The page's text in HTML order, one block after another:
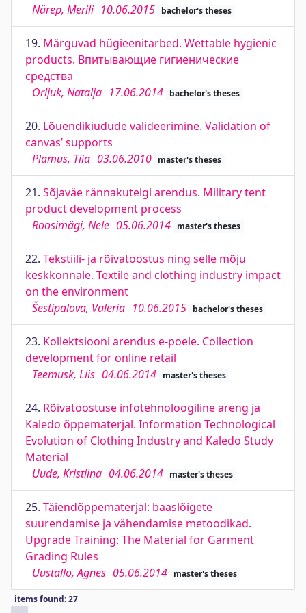
Närep, Merili 10.06.2015 bachelor's theses
19. Märguvad hügieenitarbed. Wettable hygienic
products. Впитывающие гигиенические
средства
Orljuk, Natalja 17.06.2014 bachelor's theses
20. Lõuendikiudude valideerimine. Validation of
canvas’ supports
Plamus, Tiia 03.06.2010 master's theses
21. Sõjaväe rännakutelgi arendus. Military tent
product development process
Roosimägi, Nele 05.06.2014 master's theses
22. Tekstiili- ja rõivatööstus ning selle mõju
keskkonnale. Textile and clothing industry impact
on the environment
Šestipalova, Valeria 10.06.2015 bachelor's theses
23. Kollektsiooni arendus e-poele. Collection
development for online retail
Teemusk, Liis 04.06.2014 master's theses
24. Rõivatööstuse infotehnoloogiline areng ja
Kaledo õppematerjal. Information Technological
Evolution of Clothing Industry and Kaledo Study
Material
Uude, Kristiina 04.06.2014 master's theses
25. Täiendõppematerjal: baaslõigete
suurendamise ja vähendamise metoodikad.
Upgrade Training: The Material for Garment
Grading Rules
Uustallo, Agnes 05.06.2014 master's theses
items found: 27